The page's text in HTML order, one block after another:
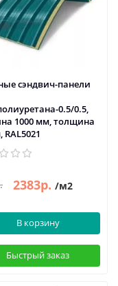
сэндвич-панели
0.5/0.5,
1000 мм, толщина
2383р. /м2
В корзину
Быстрый заказ